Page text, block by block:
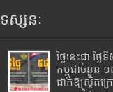
ទស្សនៈ
ថ្ងៃនេះជា ថ្
កម្ពុជាចំនួន ១
ដាក់ឱ្យស្ថិតក្